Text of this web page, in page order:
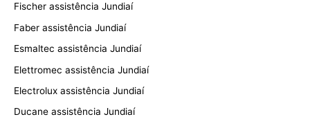
Fischer assistência Jundiaí
Faber assistência Jundiaí
Esmaltec assistência Jundiaí
Elettromec assistência Jundiaí
Electrolux assistência Jundiaí
Ducane assistência Jundiaí